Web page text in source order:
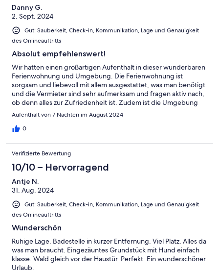
Danny G.
2. Sept. 2024
Gut: Sauberkeit, Check-in, Kommunikation, Lage und Genauigkeit
des Onlineauftritts
Absolut empfehlenswert!
Wir hatten einen großartigen Aufenthalt in dieser wunderbaren
Ferienwohnung und Umgebung. Die Ferienwohnung ist
sorgsam und liebevoll mit allem ausgestattet, was man benötigt
und die Vermieter sind sehr aufmerksam und fragen aktiv nach,
ob denn alles zur Zufriedenheit ist. Zudem ist die Umgebung
herrlich ruhig, der See liegt praktisch vor der Tür, der Strand ist
nicht zu stark besucht und in wenigen Gehminuten findet man
eine Einkaufsmöglichkeit. Insbesondere als Urlaubsziel mit
wieder!
Aufenthalt von 7 Nächten im August 2024
0
Verifizierte Bewertung
10/10 – Hervorragend
Antje N.
31. Aug. 2024
Gut: Sauberkeit, Check-in, Kommunikation, Lage und Genauigkeit
des Onlineauftritts
Wunderschön
Ruhige Lage. Badestelle in kurzer Entfernung. Viel Platz. Alles da
was man braucht. Eingezäuntes Grundstück mit Hund einfach
klasse. Wald gleich vor der Haustür. Perfekt. Ein wunderschöner
Urlaub.